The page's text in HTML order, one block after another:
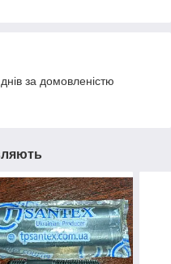
за домовленістю